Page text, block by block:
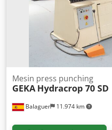
Balaguer 11.974 km
Mesin press punching
GEKA Hydracrop 70 SD